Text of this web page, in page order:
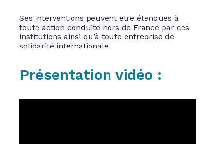
Ses interventions peuvent être étendues à
toute action conduite hors de France par ces
institutions ainsi qu’à toute entreprise de
solidarité internationale.
Présentation vidéo :